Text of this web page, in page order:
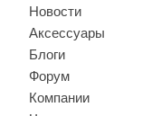
Новости
Аксессуары
Блоги
Форум
Компании